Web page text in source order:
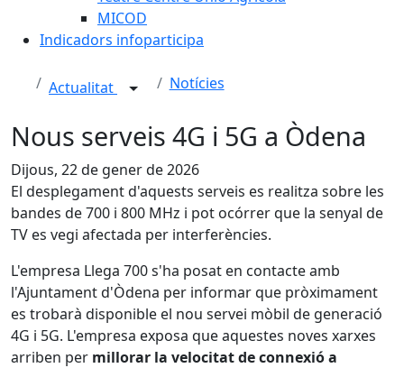
MICOD
Indicadors infoparticipa
Actualitat Notícies
Nous serveis 4G i 5G a Òdena
Dijous, 22 de gener de 2026
El desplegament d'aquests serveis es realitza sobre les
bandes de 700 i 800 MHz i pot ocórrer que la senyal de
TV es vegi afectada per interferències.
L'empresa Llega 700 s'ha posat en contacte amb
l'Ajuntament d'Òdena per informar que pròximament
es trobarà disponible el nou servei mòbil de generació
4G i 5G. L'empresa exposa que aquestes noves xarxes
arriben per millorar la velocitat de connexió a